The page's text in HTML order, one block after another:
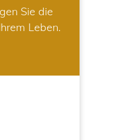
Sie die
Leben.